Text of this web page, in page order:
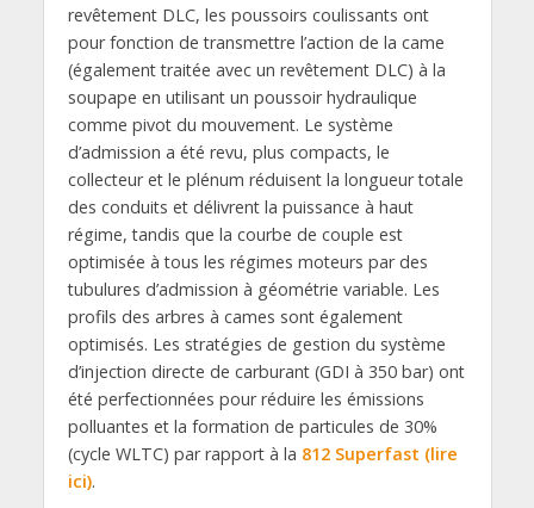
revêtement DLC, les poussoirs coulissants ont
pour fonction de transmettre l’action de la came
(également traitée avec un revêtement DLC) à la
soupape en utilisant un poussoir hydraulique
comme pivot du mouvement. Le système
d’admission a été revu, plus compacts, le
collecteur et le plénum réduisent la longueur totale
des conduits et délivrent la puissance à haut
régime, tandis que la courbe de couple est
optimisée à tous les régimes moteurs par des
tubulures d’admission à géométrie variable. Les
profils des arbres à cames sont également
optimisés. Les stratégies de gestion du système
d’injection directe de carburant (GDI à 350 bar) ont
été perfectionnées pour réduire les émissions
polluantes et la formation de particules de 30%
(cycle WLTC) par rapport à la 812 Superfast (lire
ici).